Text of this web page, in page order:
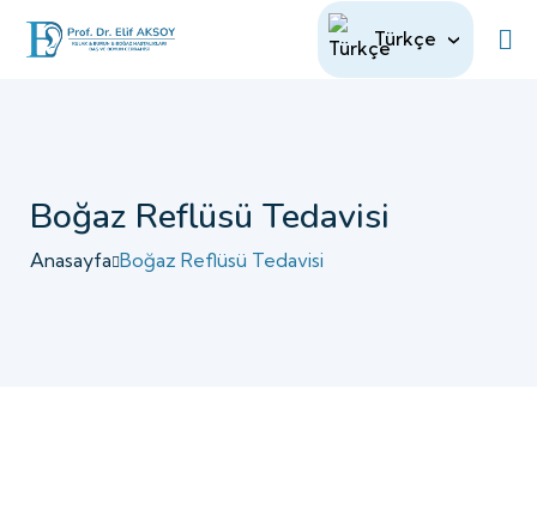
Türkçe
Boğaz Reflüsü Tedavisi
Anasayfa Boğaz Reflüsü Tedavisi